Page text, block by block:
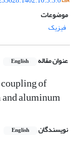
موضوعات
فیزیک
عنوان مقاله English
of
aluminum
نویسندگان English